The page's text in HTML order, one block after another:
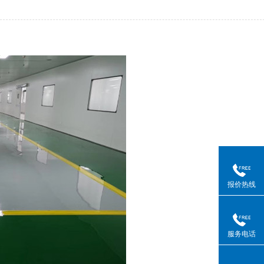
报价热线
服务电话